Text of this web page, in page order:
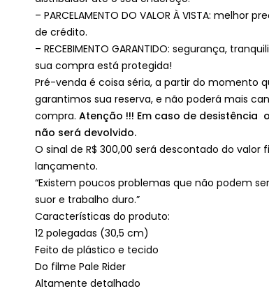
– PARCELAMENTO DO VALOR À VISTA: melhor
de crédito.
– RECEBIMENTO GARANTIDO: segurança,
sua compra está protegida!
Pré-venda é coisa séria, a partir do momento
garantimos sua reserva, e não poderá mais
compra.Atenção !!! Em caso de desistência o
não será devolvido.
O sinal de R$ 300,00 será descontado do
lançamento.
“Existem poucos problemas que não podem
suor e trabalho duro.”
Características do produto:
12 polegadas (30,5 cm)
Feito de plástico e tecido
Do filme Pale Rider
Altamente detalhado